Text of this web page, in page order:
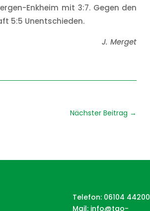
Enkheim mit 3:7. Gegen den
5:5 Unentschieden.
J. Merget
Nächster Beitrag →
Telefon: 06104 44200
Mail: info@tgo-